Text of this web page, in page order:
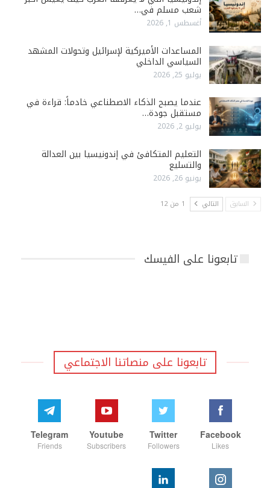
شعب مسلم في…
أغسطس 1, 2026
المساعدات الأميركية لإسرائيل وتحولات المشهد
السياسي الداخلي
يوليو 25, 2026
عندما يصبح الذكاء الاصطناعي خادماً: قراءة في
مستقبل جودة…
يوليو 2, 2026
التعليم المتكافئ في إندونيسيا بين العدالة
والتسليع
يونيو 26, 2026
السابق التالي 1 من 12
تابعونا على الفيسك
تابعونا على منصاتنا الاجتماعي
Facebook
Likes
Twitter
Followers
Youtube
Subscribers
Telegram
Friends